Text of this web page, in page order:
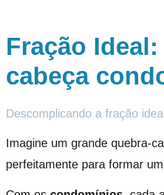
Fração
cabeça
Descomplicando a fração
Imagine um grande quebra-
perfeitamente para formar